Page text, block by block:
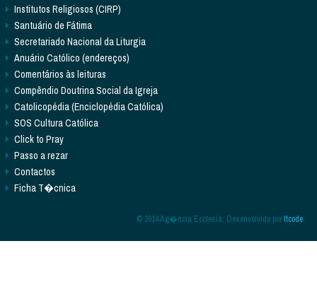
Institutos Religiosos (CIRP)
Santuário de Fátima
Secretariado Nacional da Liturgia
Anuário Católico (endereços)
Comentários às leituras
Compêndio Doutrina Social da Igreja
Catolicopédia (Enciclopédia Católica)
SOS Cultura Católica
Click to Pray
Passo a rezar
Contactos
Ficha T�cnica
© 2014 Ag�ncia Ecclesia. Desenvolvido porItcode